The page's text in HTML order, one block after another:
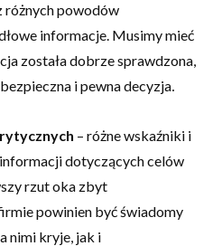
różnych powodów
informacje. Musimy mieć
została dobrze sprawdzona,
i pewna decyzja.
– różne wskaźniki i
dotyczących celów
rzut oka zbyt
powinien być świadomy
nimi kryje, jak i